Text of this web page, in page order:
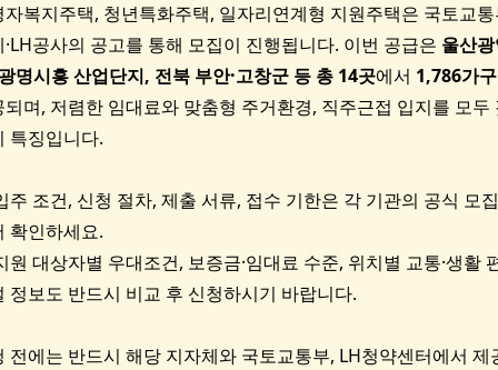
자복지주택, 청년특화주택, 일자리연계형 지원주택은 국토교통
·LH공사의 공고를 통해 모집이 진행됩니다. 이번 공급은 울산
명시흥 산업단지, 전북 부안·고창군 등 총 14곳에서 1,786가구
되며, 저렴한 임대료와 맞춤형 주거환경, 직주근접 입지를 모두
특징입니다.
주 조건, 신청 절차, 제출 서류, 접수 기한은 각 기관의 공식 모
확인하세요.
원 대상자별 우대조건, 보증금·임대료 수준, 위치별 교통·생활
정보도 반드시 비교 후 신청하시기 바랍니다.
전에는 반드시 해당 지자체와 국토교통부, LH청약센터에서 제